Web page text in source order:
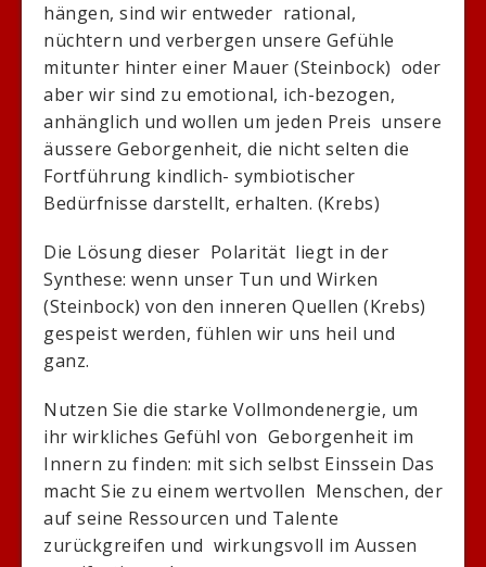
hängen, sind wir entweder rational,
nüchtern und verbergen unsere Gefühle
mitunter hinter einer Mauer (Steinbock) oder
aber wir sind zu emotional, ich-bezogen,
anhänglich und wollen um jeden Preis unsere
äussere Geborgenheit, die nicht selten die
Fortführung kindlich- symbiotischer
Bedürfnisse darstellt, erhalten. (Krebs)
Die Lösung dieser Polarität liegt in der
Synthese: wenn unser Tun und Wirken
(Steinbock) von den inneren Quellen (Krebs)
gespeist werden, fühlen wir uns heil und
ganz.
Nutzen Sie die starke Vollmondenergie, um
ihr wirkliches Gefühl von Geborgenheit im
Innern zu finden: mit sich selbst Einssein Das
macht Sie zu einem wertvollen Menschen, der
auf seine Ressourcen und Talente
zurückgreifen und wirkungsvoll im Aussen